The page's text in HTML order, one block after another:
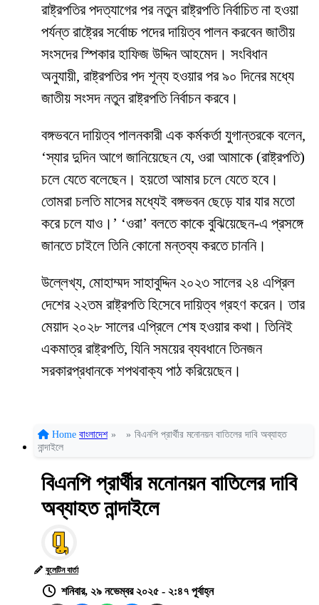
রাষ্ট্রপতির পদত্যাগের পর নতুন রাষ্ট্রপতি নির্বাচিত না হওয়া
পর্যন্ত রাষ্ট্রের সর্বোচ্চ পদের দায়িত্ব পালন করবেন জাতীয়
সংসদের স্পিকার হাফিজ উদ্দিন আহমেদ। সংবিধান
অনুযায়ী, রাষ্ট্রপতির পদ শূন্য হওয়ার পর ৯০ দিনের মধ্যে
জাতীয় সংসদ নতুন রাষ্ট্রপতি নির্বাচন করবে।
বঙ্গভবনে দায়িত্ব পালনকারী এক কর্মকর্তা যুগান্তরকে বলেন,
‘স্যার দুদিন আগে জানিয়েছেন যে, ওরা আমাকে (রাষ্ট্রপতি)
চলে যেতে বলেছেন। হয়তো আমার চলে যেতে হবে।
তোমরা চলতি মাসের মধ্যেই বঙ্গভবন ছেড়ে যার যার মতো
করে চলে যাও।’ ‘ওরা’ বলতে কাকে বুঝিয়েছেন-এ প্রসঙ্গে
জানতে চাইলে তিনি কোনো মন্তব্য করতে চাননি।
উল্লেখ্য, মোহাম্মদ সাহাবুদ্দিন ২০২৩ সালের ২৪ এপ্রিল
দেশের ২২তম রাষ্ট্রপতি হিসেবে দায়িত্ব গ্রহণ করেন। তার
মেয়াদ ২০২৮ সালের এপ্রিলে শেষ হওয়ার কথা। তিনিই
একমাত্র রাষ্ট্রপতি, যিনি সময়ের ব্যবধানে তিনজন
সরকারপ্রধানকে শপথবাক্য পাঠ করিয়েছেন।
Home বাংলাদেশ » » বিএনপি প্রার্থীর মনোনয়ন বাতিলের দাবি অব্যাহত
নান্দাইলে
বিএনপি প্রার্থীর মনোনয়ন বাতিলের দাবি
অব্যাহত নান্দাইলে
বুলেটিন বার্তা
শনিবার, ২৯ নভেম্বর ২০২৫ - ২:৪৭ পূর্বাহ্ন